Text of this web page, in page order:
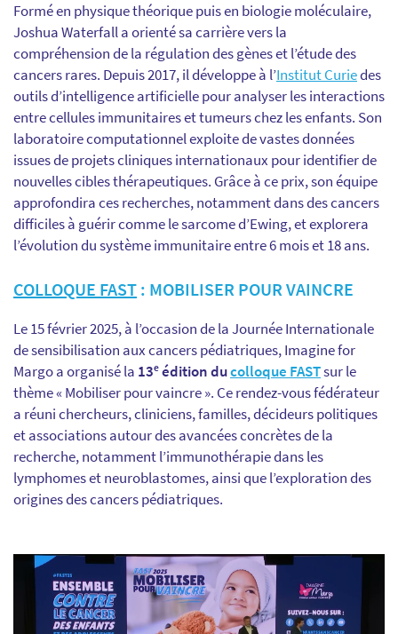
Formé en physique théorique puis en biologie moléculaire,
Joshua Waterfall a orienté sa carrière vers la
compréhension de la régulation des gènes et l’étude des
cancers rares. Depuis 2017, il développe à l’Institut Curiedes
outils d’intelligence artificielle pour analyser les interactions
entre cellules immunitaires et tumeurs chez les enfants. Son
laboratoire computationnel exploite de vastes données
issues de projets cliniques internationaux pour identifier de
nouvelles cibles thérapeutiques. Grâce à ce prix, son équipe
approfondira ces recherches, notamment dans des cancers
difficiles à guérir comme le sarcome d’Ewing, et explorera
l’évolution du système immunitaire entre 6 mois et 18 ans.
COLLOQUE FAST : MOBILISER POUR VAINCRE
Le 15 février 2025, à l’occasion de la Journée Internationale
de sensibilisation aux cancers pédiatriques, Imagine for
Margo a organisé la 13ᵉ édition ducolloque FASTsur le
thème « Mobiliser pour vaincre ». Ce rendez-vous fédérateur
a réuni chercheurs, cliniciens, familles, décideurs politiques
et associations autour des avancées concrètes de la
recherche, notamment l’immunothérapie dans les
lymphomes et neuroblastomes, ainsi que l’exploration des
origines des cancers pédiatriques.